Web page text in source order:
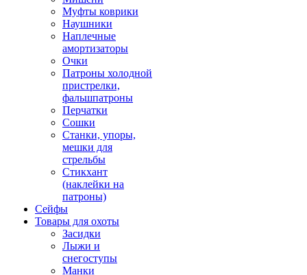
Муфты коврики
Наушники
Наплечные
амортизаторы
Очки
Патроны холодной
пристрелки,
фальшпатроны
Перчатки
Сошки
Станки, упоры,
мешки для
стрельбы
Стикхант
(наклейки на
патроны)
Сейфы
Товары для охоты
Засидки
Лыжи и
снегоступы
Манки